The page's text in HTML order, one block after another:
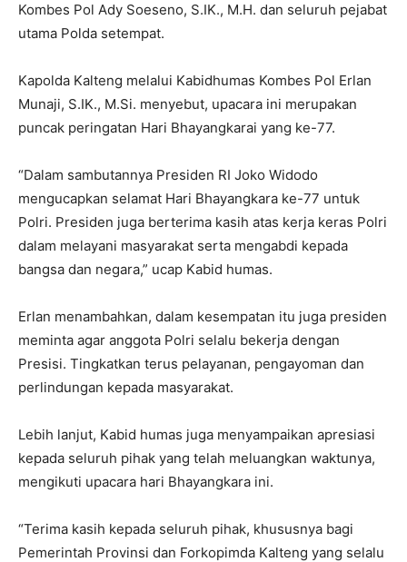
Kombes Pol Ady Soeseno, S.IK., M.H. dan seluruh pejabat
utama Polda setempat.
Kapolda Kalteng melalui Kabidhumas Kombes Pol Erlan
Munaji, S.IK., M.Si. menyebut, upacara ini merupakan
puncak peringatan Hari Bhayangkarai yang ke-77.
“Dalam sambutannya Presiden RI Joko Widodo
mengucapkan selamat Hari Bhayangkara ke-77 untuk
Polri. Presiden juga berterima kasih atas kerja keras Polri
dalam melayani masyarakat serta mengabdi kepada
bangsa dan negara,” ucap Kabid humas.
Erlan menambahkan, dalam kesempatan itu juga presiden
meminta agar anggota Polri selalu bekerja dengan
Presisi. Tingkatkan terus pelayanan, pengayoman dan
perlindungan kepada masyarakat.
Lebih lanjut, Kabid humas juga menyampaikan apresiasi
kepada seluruh pihak yang telah meluangkan waktunya,
mengikuti upacara hari Bhayangkara ini.
“Terima kasih kepada seluruh pihak, khususnya bagi
Pemerintah Provinsi dan Forkopimda Kalteng yang selalu